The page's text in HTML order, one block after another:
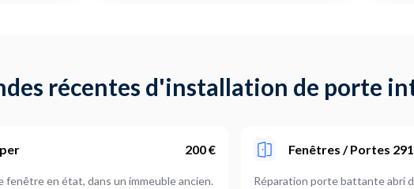
récentes d'installation de porte
200 € Fenêtres / Portes